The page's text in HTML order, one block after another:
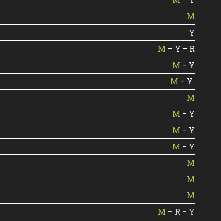
M
Y
M – Y – R
M – Y
M – Y
M
M – Y
M – Y
M – Y
M
M
M
M – R – Y